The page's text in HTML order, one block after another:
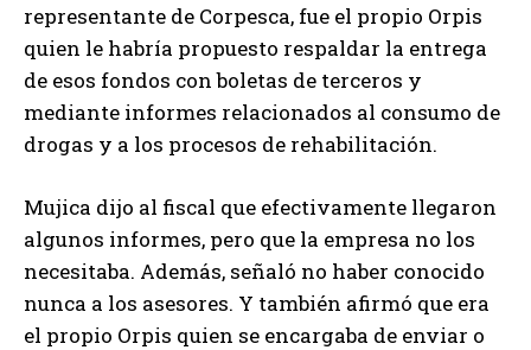
representante de Corpesca, fue el propio Orpis
quien le habría propuesto respaldar la entrega
de esos fondos con boletas de terceros y
mediante informes relacionados al consumo de
drogas y a los procesos de rehabilitación.
Mujica dijo al fiscal que efectivamente llegaron
algunos informes, pero que la empresa no los
necesitaba. Además, señaló no haber conocido
nunca a los asesores. Y también afirmó que era
el propio Orpis quien se encargaba de enviar o